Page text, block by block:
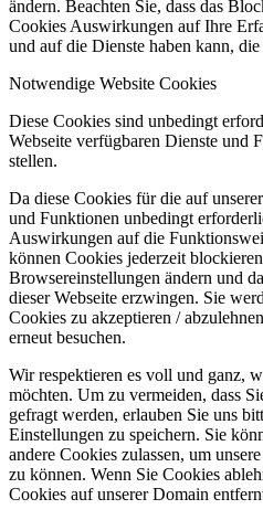
ändern. Beachten Sie, dass das
Cookies Auswirkungen auf Ihre
und auf die Dienste haben kann,
Notwendige Website Cookies
Diese Cookies sind unbedingt
Webseite verfügbaren Dienste und
stellen.
Da diese Cookies für die auf
und Funktionen unbedingt
Auswirkungen auf die
können Cookies jederzeit
Browsereinstellungen ändern und
dieser Webseite erzwingen. Sie
Cookies zu akzeptieren /
erneut besuchen.
Wir respektieren es voll und ganz,
möchten. Um zu vermeiden, dass
gefragt werden, erlauben Sie uns
Einstellungen zu speichern. Sie
andere Cookies zulassen, um
zu können. Wenn Sie Cookies
Cookies auf unserer Domain